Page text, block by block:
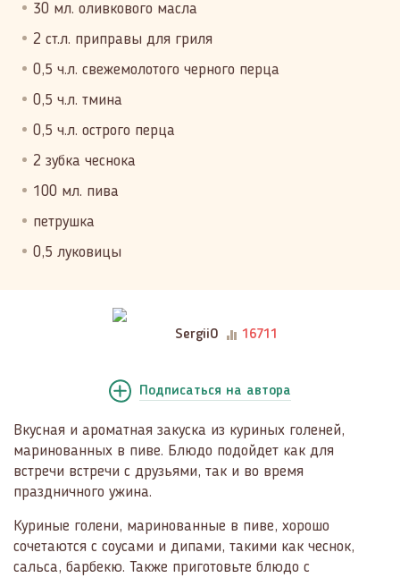
30 мл. оливкового масла
2 ст.л. приправы для гриля
0,5 ч.л. свежемолотого черного перца
0,5 ч.л. тмина
0,5 ч.л. острого перца
2 зубка чеснока
100 мл. пива
петрушка
0,5 луковицы
SergiiO 16711
Подписаться на автора
Вкусная и ароматная закуска из куриных голеней,
маринованных в пиве. Блюдо подойдет как для
встречи встречи с друзьями, так и во время
праздничного ужина.
Куриные голени, маринованные в пиве, хорошо
сочетаются с соусами и дипами, такими как чеснок,
сальса, барбекю. Также приготовьте блюдо с